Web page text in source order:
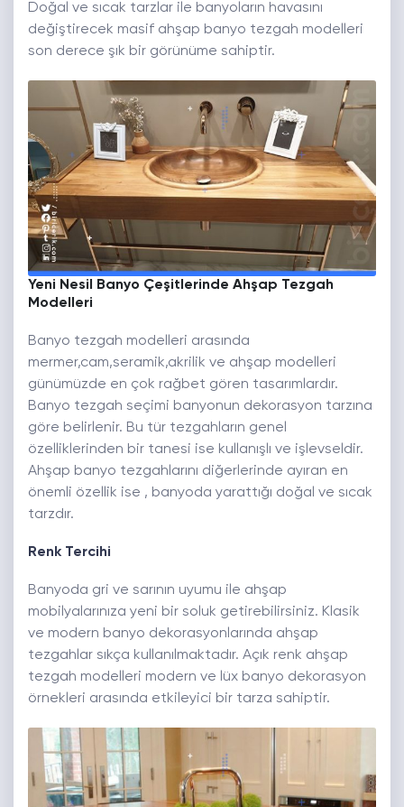
Doğal ve sıcak tarzlar ile banyoların havasını
değiştirecek masif ahşap banyo tezgah modelleri
son derece şık bir görünüme sahiptir.
Yeni Nesil Banyo Çeşitlerinde Ahşap Tezgah
Modelleri
Banyo tezgah modelleri arasında
mermer,cam,seramik,akrilik ve ahşap modelleri
günümüzde en çok rağbet gören tasarımlardır.
Banyo tezgah seçimi banyonun dekorasyon tarzına
göre belirlenir. Bu tür tezgahların genel
özelliklerinden bir tanesi ise kullanışlı ve işlevseldir.
Ahşap banyo tezgahlarını diğerlerinde ayıran en
önemli özellik ise , banyoda yarattığı doğal ve sıcak
tarzdır.
Renk Tercihi
Banyoda gri ve sarının uyumu ile ahşap
mobilyalarınıza yeni bir soluk getirebilirsiniz. Klasik
ve modern banyo dekorasyonlarında ahşap
tezgahlar sıkça kullanılmaktadır. Açık renk ahşap
tezgah modelleri modern ve lüx banyo dekorasyon
örnekleri arasında etkileyici bir tarza sahiptir.